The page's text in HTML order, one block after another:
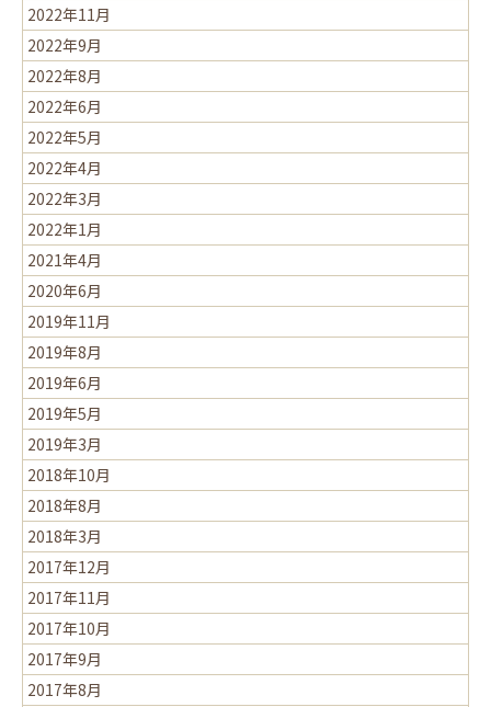
2022年11月
2022年9月
2022年8月
2022年6月
2022年5月
2022年4月
2022年3月
2022年1月
2021年4月
2020年6月
2019年11月
2019年8月
2019年6月
2019年5月
2019年3月
2018年10月
2018年8月
2018年3月
2017年12月
2017年11月
2017年10月
2017年9月
2017年8月